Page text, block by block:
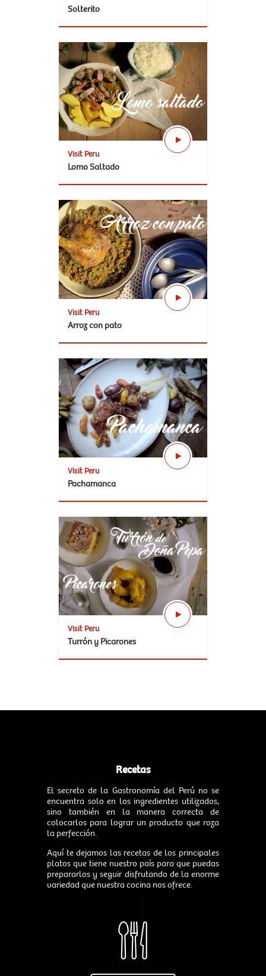
Solterito
Visit Peru
Lomo Saltado
Visit Peru
Arroz con pato
Visit Peru
Pachamanca
Visit Peru
Turrón y Picarones
Recetas
El secreto de la Gastronomía del Perú no se
encuentra solo en los ingredientes utilizados,
sino también en la manera correcta de
colocarlos para lograr un producto que roza
la perfección.
Aquí te dejamos las recetas de los principales
platos que tiene nuestro país para que puedas
prepararlos y seguir disfrutando de la enorme
variedad que nuestra cocina nos ofrece.